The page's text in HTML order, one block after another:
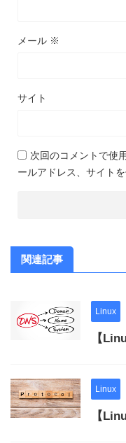
メール ※
サイト
次回のコメントで使
ールアドレス、サイトを
関連記事
Linux
【
Linux
【